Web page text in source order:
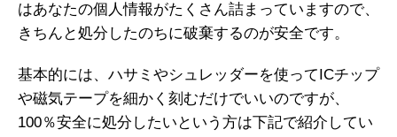
はあなたの個人情報がたくさん詰まっていますので、
きちんと処分したのちに破棄するのが安全です。
基本的には、ハサミやシュレッダーを使ってICチップ
や磁気テープを細かく刻むだけでいいのですが、
100％安全に処分したいという方は下記で紹介してい